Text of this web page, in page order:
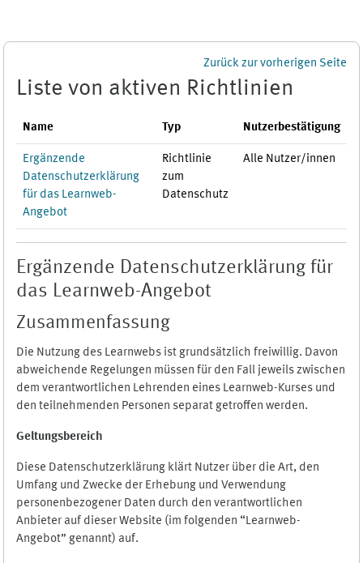
Zurück zur vorherigen Seite
Liste von aktiven Richtlinien
Name Typ Nutzerbestätigung
Ergänzende
Datenschutzerklärung
für das Learnweb-
Angebot
Richtlinie
zum
Datenschutz
Alle Nutzer/innen
Ergänzende Datenschutzerklärung für
das Learnweb-Angebot
Zusammenfassung
Die Nutzung des Learnwebs ist grundsätzlich freiwillig. Davon
abweichende Regelungen müssen für den Fall jeweils zwischen
dem verantwortlichen Lehrenden eines Learnweb-Kurses und
den teilnehmenden Personen separat getroffen werden.
Geltungsbereich
Diese Datenschutzerklärung klärt Nutzer über die Art, den
Umfang und Zwecke der Erhebung und Verwendung
personenbezogener Daten durch den verantwortlichen
Anbieter auf dieser Website (im folgenden “Learnweb-
Angebot” genannt) auf.